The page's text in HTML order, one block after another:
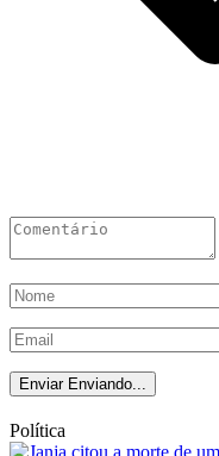
Enviar Enviando...
Política